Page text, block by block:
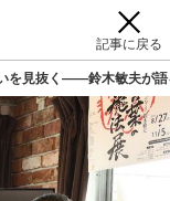
記事に戻る
を見抜く――鈴木敏夫が